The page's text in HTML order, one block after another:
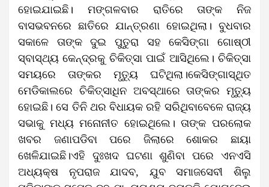
ହୋଇଯାଇଛି। ମଙ୍ଗଳବାର ରାତିରେ ତାଙ୍କ ନିଜ
ବାସଭବନରେ ଛାତିରେ ଯାନ୍ତ୍ରଣା ହୋଇଥିଲା। ବୁଧବାର
ସକାଳେ ତାଙ୍କ ଦୁଇ ପୁତୁରା ସହ କେସିଙ୍ଗା ଗୋଷ୍ଠୀ
ସ୍ବାସ୍ଥ୍ୟ କେନ୍ଦ୍ରକୁ ଚିକିତ୍ସା ପାଇଁ ଆସିଥିଲେ। ଚିକିତ୍ସା
ସମୟରେ ତାଙ୍କର ମୃତ୍ୟୁ ଘଟିଥିଲା।କେସିଙ୍ଗାସ୍ଥିତ
ମେଡିକାଲରେ ଚିକିତ୍ସାଧିନ ଅବସ୍ଥାରେ ତାଙ୍କର ମୃତ୍ୟୁ
ହୋଇଛି। ସେ ତିନି ଥର ବିଧାୟକ ରହି ସରିଥିବାବେଳେ ରାଜ୍ୟ
ସଭାକୁ ମଧ୍ୟ ମନୋନୀତ ହୋଇଥିଲେ। ତାଙ୍କ ପରଲୋକ
ଖବର ଜଣାପଡିବା ପରେ ଜିଲାରେ ଶୋକର ଛାୟା
ଖେଳିଯାଇଛି।ଏହି ଦୁଃଖଦ ଘଟଣା ଶୁଣିବା ପରେ ଏନଏସି
ଅଧ୍ୟକ୍ଷ ନୃପରାଜ ଯାଦବ, ଯୁବ ସମାଜସେବୀ ଶିଲୁ